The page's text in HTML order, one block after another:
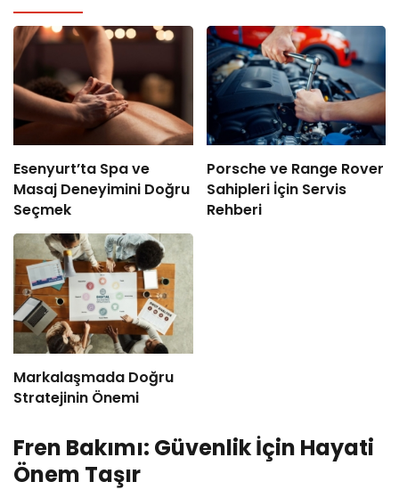
Esenyurt’ta Spa ve
Masaj Deneyimini Doğru
Seçmek
Porsche ve Range Rover
Sahipleri İçin Servis
Rehberi
Markalaşmada Doğru
Stratejinin Önemi
Fren Bakımı: Güvenlik İçin Hayati
Önem Taşır